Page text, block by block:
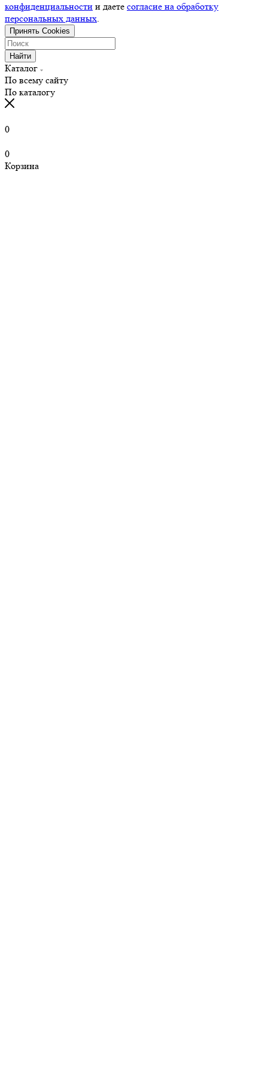
конфиденциальности и даете согласие на обработку
персональных данных
Принять Cookies
Найти
Каталог
По всему сайту
По каталогу
0
0
Корзина